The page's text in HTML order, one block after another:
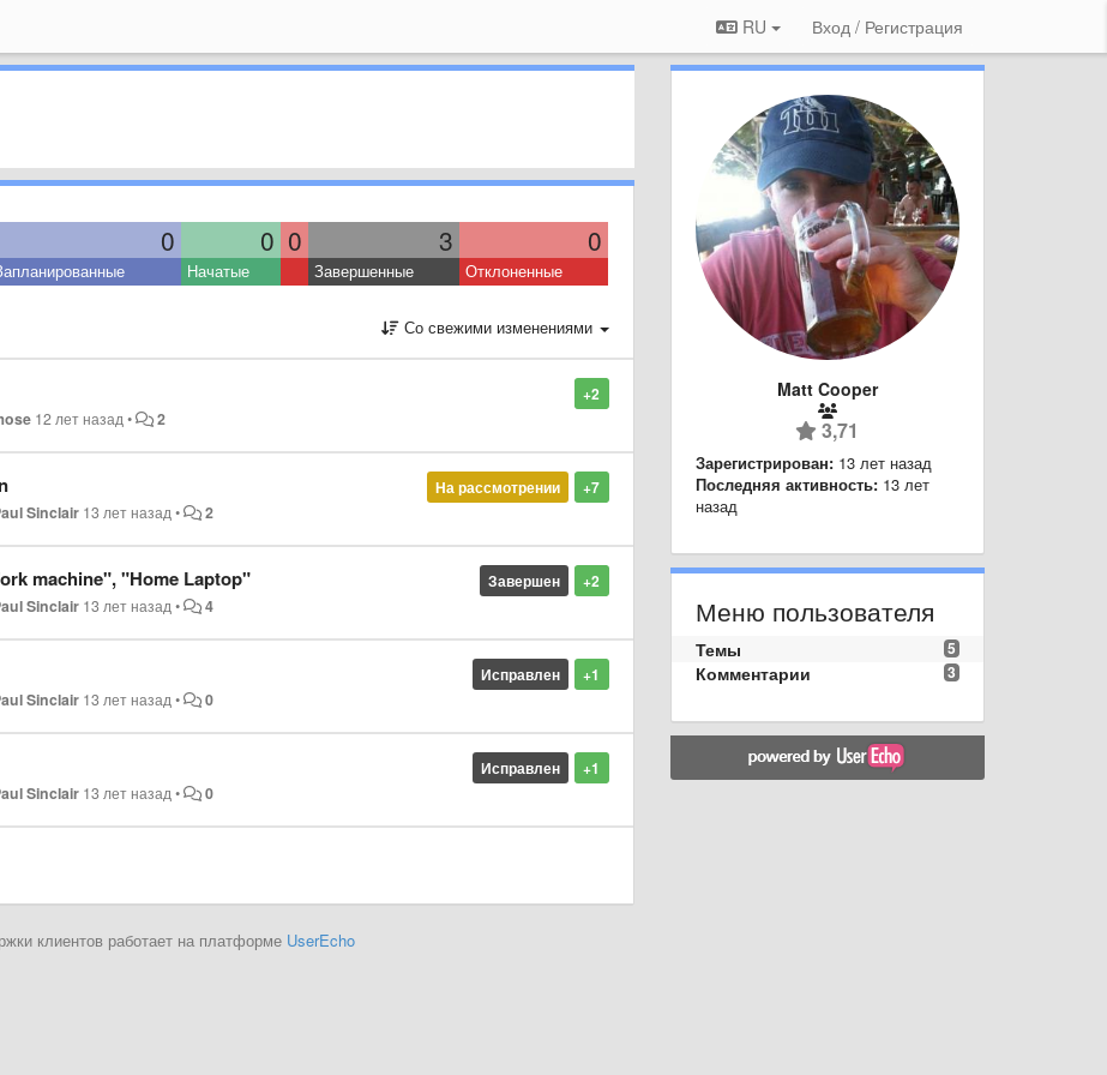
RU Вход / Регистрация
0 0 0 3 0
Начатые Завершенные Отклоненные
Со свежими изменениями
+2
12 лет назад• 2
+7
На рассмотрении
Sinclair 13 лет назад• 2
+2
Завершен
machine", "Home Laptop"
Sinclair 13 лет назад• 4
+1
Исправлен
Sinclair 13 лет назад• 0
+1
Исправлен
Sinclair 13 лет назад• 0
клиентов работает на платформе UserEcho
Matt Cooper
3,71
Зарегистрирован: 13 лет назад
Последняя активность: 13 лет
назад
Меню пользователя
5
Темы
3
Комментарии